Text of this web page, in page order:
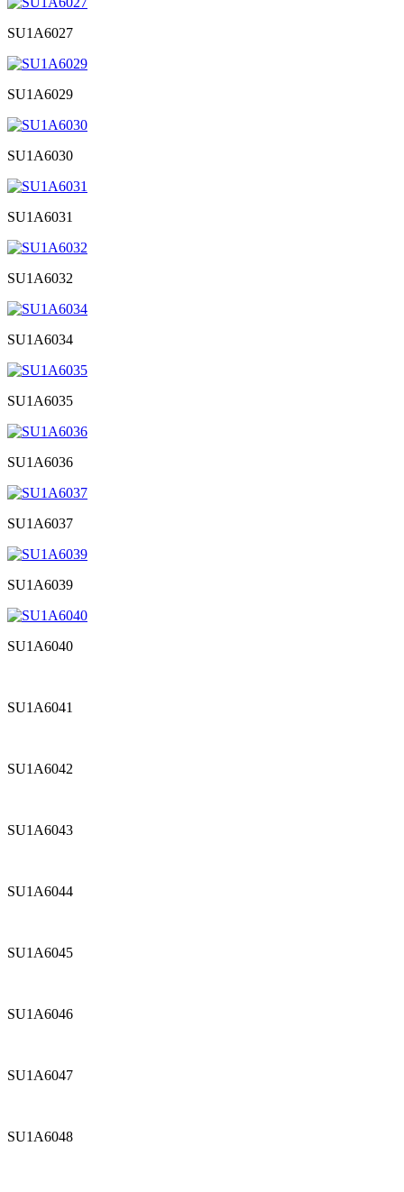
SU1A6027
SU1A6029
SU1A6030
SU1A6031
SU1A6032
SU1A6034
SU1A6035
SU1A6036
SU1A6037
SU1A6039
SU1A6040
SU1A6041
SU1A6042
SU1A6043
SU1A6044
SU1A6045
SU1A6046
SU1A6047
SU1A6048